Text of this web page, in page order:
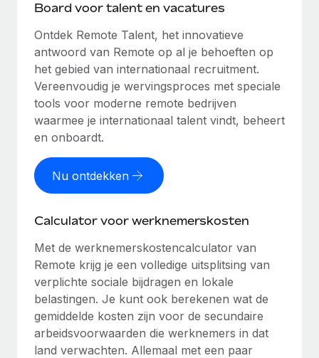
Board voor talent en vacatures
Ontdek Remote Talent, het innovatieve
antwoord van Remote op al je behoeften op
het gebied van internationaal recruitment.
Vereenvoudig je wervingsproces met speciale
tools voor moderne remote bedrijven
waarmee je internationaal talent vindt, beheert
en onboardt.
Nu ontdekken
Calculator voor werknemerskosten
Met de werknemerskostencalculator van
Remote krijg je een volledige uitsplitsing van
verplichte sociale bijdragen en lokale
belastingen. Je kunt ook berekenen wat de
gemiddelde kosten zijn voor de secundaire
arbeidsvoorwaarden die werknemers in dat
land verwachten. Allemaal met een paar